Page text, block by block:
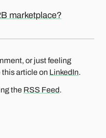
marketplace?
or just feeling
this article on LinkedIn.
the RSS Feed.